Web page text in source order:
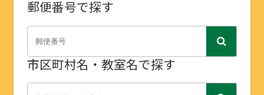
郵便番号で探す
市区町村名・教室名で探す